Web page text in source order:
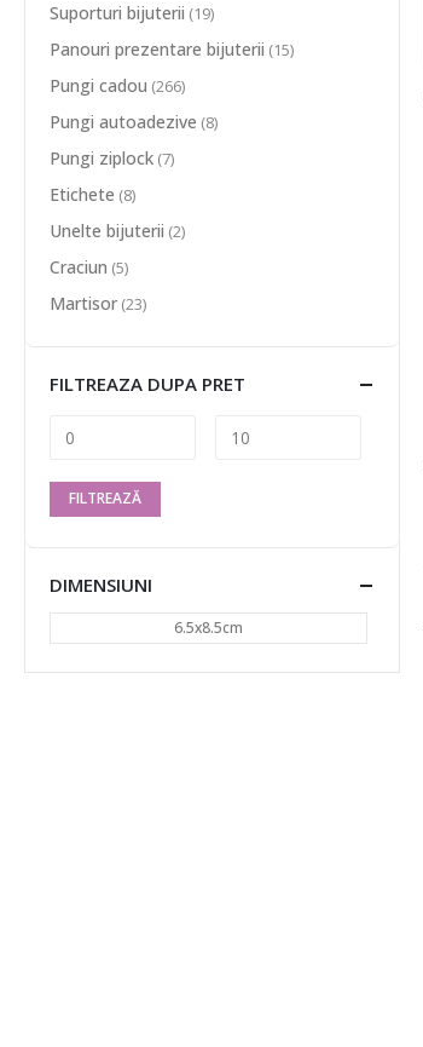
Suporturi bijuterii (19)
Panouri prezentare bijuterii (15)
Pungi cadou (266)
Pungi autoadezive (8)
Pungi ziplock (7)
Etichete (8)
Unelte bijuterii (2)
Craciun (5)
Martisor (23)
FILTREAZA DUPA PRET
FILTREAZĂ
DIMENSIUNI
6.5x8.5cm